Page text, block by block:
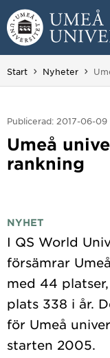
Hoppa direkt till
Huvudmenyn dold.
Start Nyheter Du
Publicerad: 2017-06-09
Umeå
rankning
NYHET
I QS World
försämrar
med 44
plats 338 i år.
för Umeå